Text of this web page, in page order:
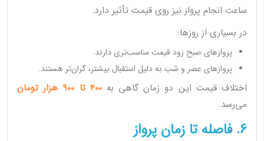
ساعت انجام پرواز نیز روی قیمت تأثیر دارد.
در بسیاری از روزها:
پروازهای صبح زود قیمت مناسب‌تری دارند.
پروازهای عصر و شب به دلیل استقبال بیشتر، گران‌تر هستند.
اختلاف قیمت این دو زمان گاهی به400 تا 900 هزار تومان
می‌رسد.
6. فاصله تا زمان پرواز